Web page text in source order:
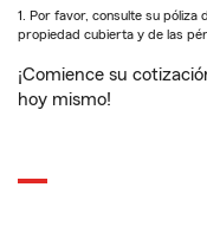
1. Por favor, consulte su póliza
propiedad cubierta y de las
¡Comience su
hoy mismo!